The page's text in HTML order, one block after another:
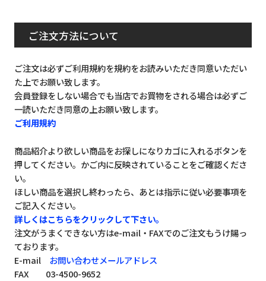
ご注文方法について
ご注文は必ずご利用規約を規約をお読みいただき同意いただい
た上でお願い致します。
会員登録をしない場合でも当店でお買物をされる場合は必ずご
一読いただき同意の上お願い致します。
ご利用規約
商品紹介より欲しい商品をお探しになりカゴに入れるボタンを
押してください。かご内に反映されていることをご確認くださ
い。
ほしい商品を選択し終わったら、あとは指示に従い必要事項を
ご記入ください。
詳しくはこちらをクリックして下さい。
注文がうまくできない方はe-mail・FAXでのご注文もうけ賜っ
ております。
E-mail お問い合わせメールアドレス
FAX 03-4500-9652